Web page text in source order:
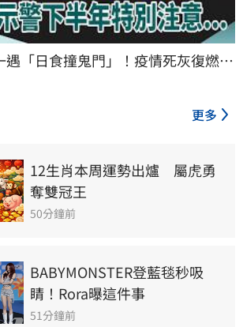
「日食撞鬼門」！疫情死灰復燃變
動特劇烈？｜三立新聞網
更多
12生肖本周運勢出爐　屬虎勇
奪雙冠王
50分鐘前
BABYMONSTER登藍毯秒吸
睛！Rora曝這件事
51分鐘前